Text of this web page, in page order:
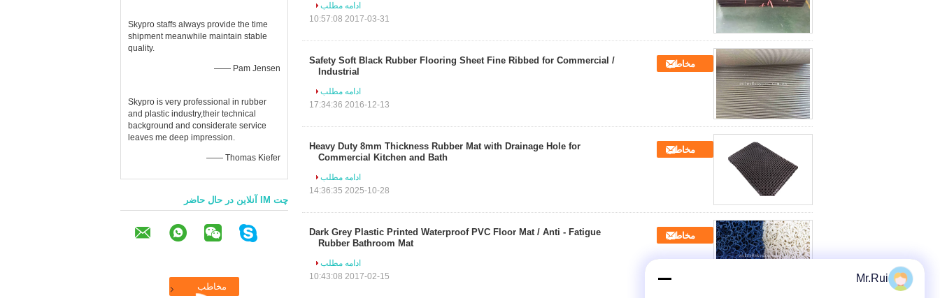
Skypro staffs always provide the time
shipment meanwhile maintain stable
quality.
—— Pam Jensen
Skypro is very professional in rubber
and plastic industry,their technical
background and considerate service
leaves me deep impression.
—— Thomas Kiefer
چت IM آنلاین در حال حاضر
ادامه مطلب
2017-03-31 10:57:08
Safety Soft Black Rubber Flooring Sheet Fine Ribbed for Commercial /
Industrial
مخاطب
ادامه مطلب
2016-12-13 17:34:36
Heavy Duty 8mm Thickness Rubber Mat with Drainage Hole for
Commercial Kitchen and Bath
مخاطب
ادامه مطلب
2025-10-28 14:36:35
Dark Grey Plastic Printed Waterproof PVC Floor Mat / Anti - Fatigue
Rubber Bathroom Mat
مخاطب
ادامه مطلب
2017-02-15 10:43:08
Mr.Rui